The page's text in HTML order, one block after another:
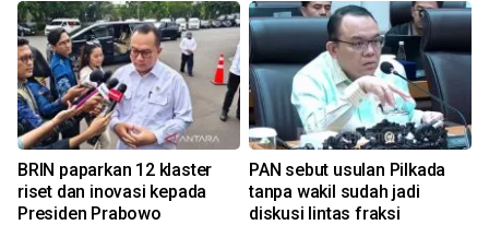
BRIN paparkan 12 klaster
riset dan inovasi kepada
Presiden Prabowo
PAN sebut usulan Pilkada
tanpa wakil sudah jadi
diskusi lintas fraksi